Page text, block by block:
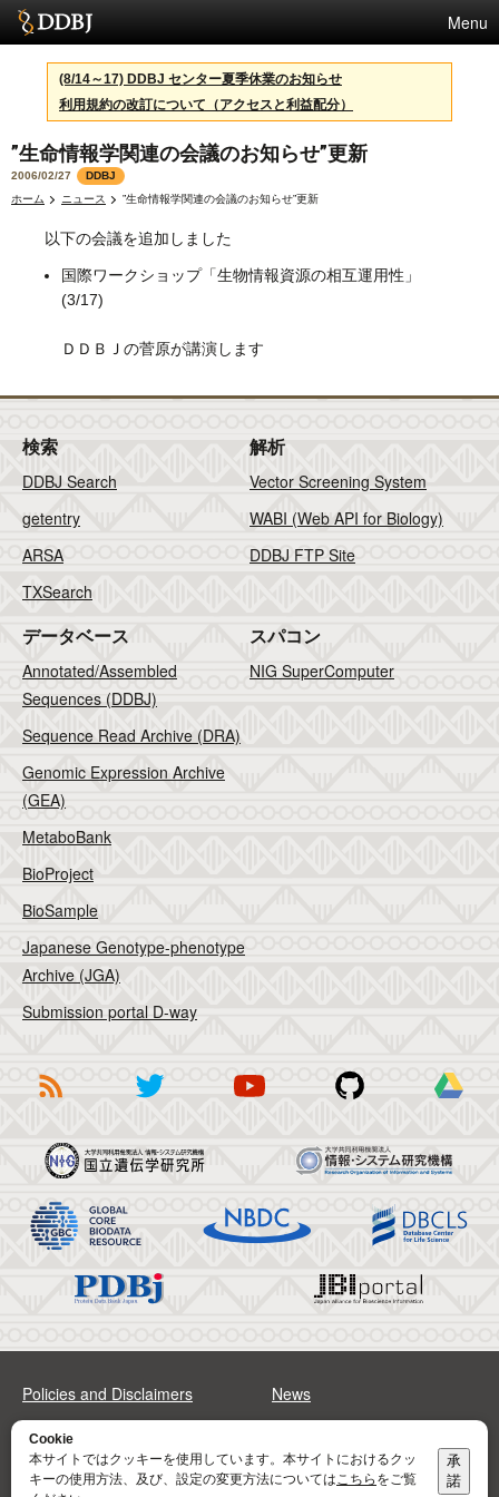
Menu
サービス
スパコン
統計
活動
センターについて
(8/14～17) DDBJ センター夏季休業のお知らせ
利用規約の改訂について（アクセスと利益配分）
”生命情報学関連の会議のお知らせ”更新
2006/02/27
DDBJ
ホーム
ニュース ”生命情報学関連の会議のお知らせ”更新
以下の会議を追加しました
国際ワークショップ「生物情報資源の相互運用性」
(3/17)
ＤＤＢＪの菅原が講演します
検索
DDBJ Search
getentry
ARSA
TXSearch
解析
Vector Screening System
WABI (Web API for Biology)
DDBJ FTP Site
データベース
Annotated/Assembled
Sequences (DDBJ)
Sequence Read Archive (DRA)
Genomic Expression Archive
(GEA)
MetaboBank
BioProject
BioSample
Japanese Genotype-phenotype
Archive (JGA)
Submission portal D-way
スパコン
NIG SuperComputer
Policies and Disclaimers News
FAQs
Address Contact
Cookie
本サイトではクッキーを使用しています。本サイトにおけるクッ
キーの使用方法、及び、設定の変更方法についてはこちら をご覧
承
諾